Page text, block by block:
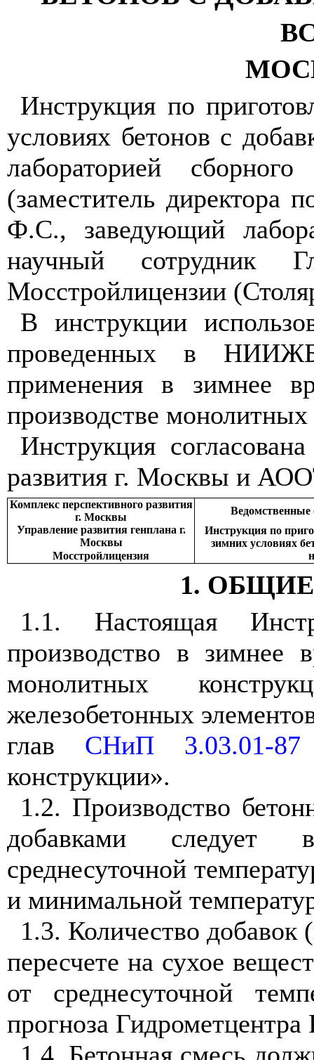
Инструкция по
условиях бетонов с
лабораторией
(заместитель директора
Ф.С., заведующий
научный сотрудник
Мосстройлицензии
В инструкции
проведенных в
применения в зимнее
производстве
Инструкция
развития г. Москвы и
Комплекс перспективного развития
г. Москвы
Управление развития генплана г.
Москвы
Инструкция по
зимних условиях
Мосстройлицензия
1.
1.1. Настоящая
производство в зимнее
монолитных
железобетонных
глав СНиП 3.03.01-87
конструкции».
1.2. Производство
добавками следует
среднесуточной
и минимальной
1.3. Количество добавок
пересчете на сухое
от среднесуточной
прогноза